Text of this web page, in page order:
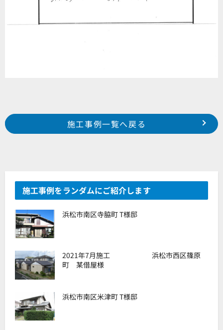
Prev 施工事例一覧へ戻る
施工事例をランダムにご紹介します
浜松市南区寺脇町 T様邸
2021年7月施工 浜松市西区篠原
町 某借屋様
浜松市南区米津町 T様邸